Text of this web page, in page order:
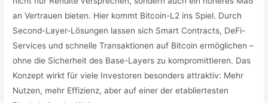
an Vertrauen bieten. Hier kommt Bitcoin-L2 ins Spiel. Durch
Second-Layer-Lösungen lassen sich Smart Contracts, DeFi-
Services und schnelle Transaktionen auf Bitcoin ermöglichen –
ohne die Sicherheit des Base-Layers zu kompromittieren. Das
Konzept wirkt für viele Investoren besonders attraktiv: Mehr
Nutzen, mehr Effizienz, aber auf einer der etabliertesten